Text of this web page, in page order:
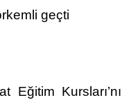
geçti
Eğitim